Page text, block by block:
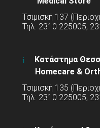
Τσιμισκή 137
Τηλ: 2310 225005,
Κατάστημα
Homecare &
Τσιμισκή 135
Τηλ: 2310 225005,